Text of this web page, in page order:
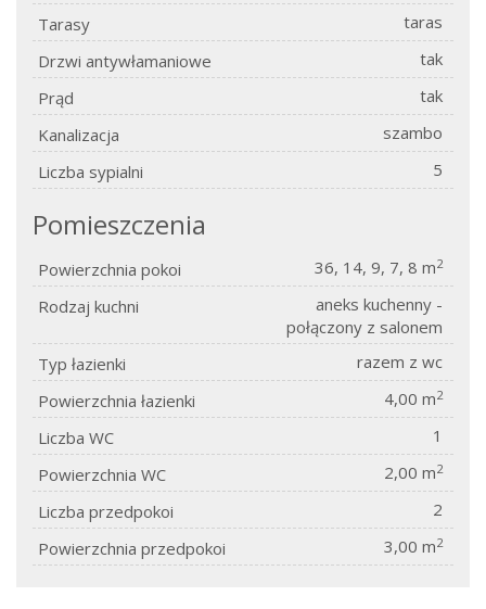
Tarasy
taras
Drzwi antywłamaniowe
tak
Prąd
tak
Kanalizacja
szambo
Liczba sypialni
5
Pomieszczenia
Powierzchnia pokoi 36, 14, 9, 7, 8 m2
Rodzaj kuchni
aneks kuchenny -
połączony z salonem
Typ łazienki
razem z wc
Powierzchnia łazienki
4,00 m2
Liczba WC
1
Powierzchnia WC
2,00 m2
Liczba przedpokoi
2
Powierzchnia przedpokoi
3,00 m2